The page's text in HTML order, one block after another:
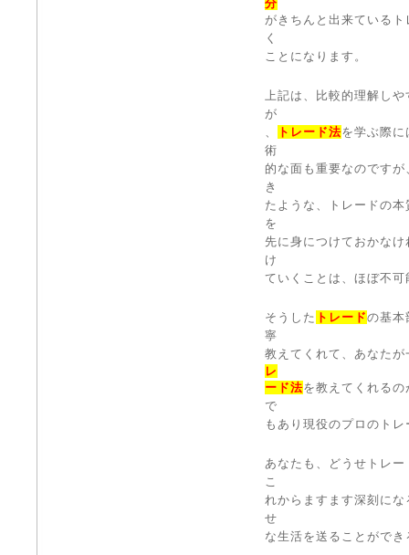
分
がきちんと出来ている
く
ことになります。
上記は、比較的理解し
が
、
トレード法を学ぶ際に
術
的な面も重要なのです
き
たような、トレードの
を
先に身につけておかな
け
ていくことは、ほぼ不
そうした トレードの基本
寧
教えてくれて、あなたが
レ
ード法を教えてくれるの
で
もあり現役のプロのト
あなたも、どうせトレ
こ
れからますます深刻に
せ
な生活を送ることがで